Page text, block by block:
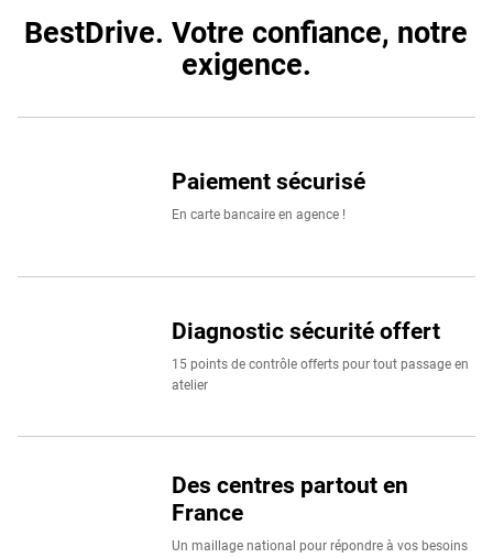
BestDrive. Votre confiance, notre
exigence.
Paiement sécurisé
En carte bancaire en agence !
Diagnostic sécurité offert
15 points de contrôle offerts pour tout passage en
atelier
Des centres partout en
France
Un maillage national pour répondre à vos besoins